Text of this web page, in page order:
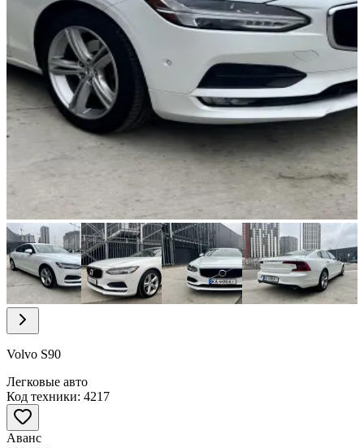
Item
1
of
7
Item
7
Volvo S90
Легковые авто
Код техники: 4217
Аванс